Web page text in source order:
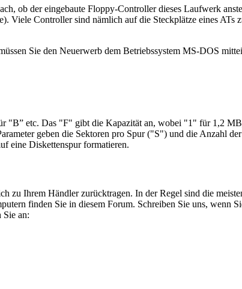
ob der eingebaute Floppy-Controller dieses Laufwerk
Viele Controller sind nämlich auf die Steckplätze eines
Sie den Neuerwerb dem Betriebssystem MS-DOS
"B” etc. Das "F" gibt die Kapazität an, wobei "1" für 1,2
geben die Sektoren pro Spur ("S") und die Anzahl
eine Diskettenspur formatieren.
zu Ihrem Händler zurücktragen. In der Regel sind die
finden Sie in diesem Forum. Schreiben Sie uns, wenn
Sie an: